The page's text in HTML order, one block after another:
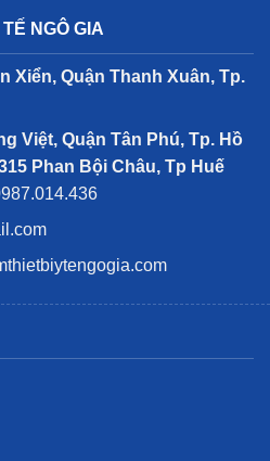
NGÔ GIA
Xiển, Quận Thanh Xuân, Tp.
Việt, Quận Tân Phú, Tp. Hồ
Phan Bội Châu, Tp Huế